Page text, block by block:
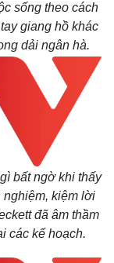
sống theo cách
giang hồ khác
dải ngân hà.
bất ngờ khi thấy
nghiệm, kiệm lời
đã âm thầm
các kế hoạch.